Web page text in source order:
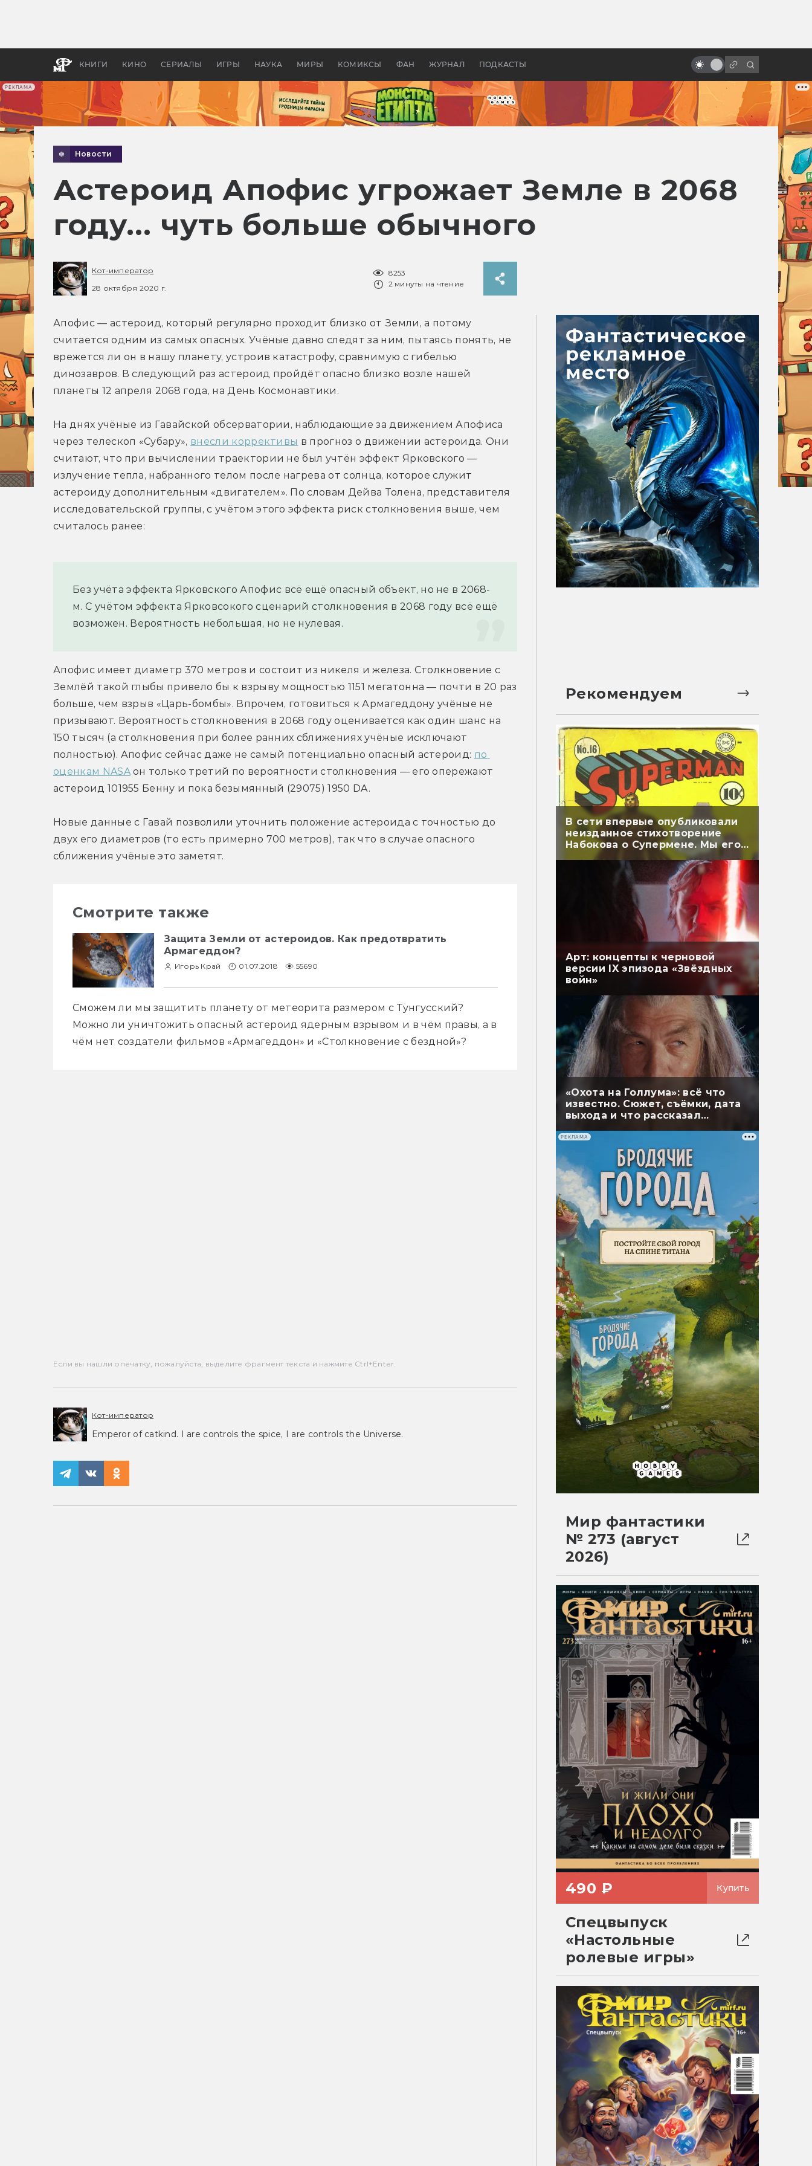
РЕКЛАМА
КНИГИ КИНО СЕРИАЛЫ ИГРЫ НАУКА МИРЫ КОМИКСЫ ФАН ЖУРНАЛ ПОДКАСТЫ
бы «Властелина колец»
Древней Грецией
маньяк
Новости
Астероид Апофис угрожает Земле в 2068
году... чуть больше обычного
Кот-император
28 октября 2020 г.
8253
2 минуты на чтение
Апофис — астероид, который регулярно проходит близко от Земли, а потому
считается одним из самых опасных. Учёные давно следят за ним, пытаясь понять, не
врежется ли он в нашу планету, устроив катастрофу, сравнимую с гибелью
динозавров. В следующий раз астероид пройдёт опасно близко возле нашей
планеты 12 апреля 2068 года, на День Космонавтики.
На днях учёные из Гавайской обсерватории, наблюдающие за движением Апофиса
через телескоп «Субару», внесли коррективы в прогноз о движении астероида. Они
считают, что при вычислении траектории не был учтён эффект Ярковского —
излучение тепла, набранного телом после нагрева от солнца, которое служит
астероиду дополнительным «двигателем». По словам Дейва Толена, представителя
исследовательской группы, с учётом этого эффекта риск столкновения выше, чем
считалось ранее:
Без учёта эффекта Ярковского Апофис всё ещё опасный объект, но не в 2068-
м. С учётом эффекта Ярковсокого сценарий столкновения в 2068 году всё ещё
возможен. Вероятность небольшая, но не нулевая.
Апофис имеет диаметр 370 метров и состоит из никеля и железа. Столкновение с
Землёй такой глыбы привело бы к взрыву мощностью 1151 мегатонна — почти в 20 раз
больше, чем взрыв «Царь-бомбы». Впрочем, готовиться к Армагеддону учёные не
призывают. Вероятность столкновения в 2068 году оценивается как один шанс на
150 тысяч (а столкновения при более ранних сближениях учёные исключают
полностью). Апофис сейчас даже не самый потенциально опасный астероид: по
оценкам NASA он только третий по вероятности столкновения — его опережают
астероид 101955 Бенну и пока безымянный (29075) 1950 DA.
Новые данные с Гавай позволили уточнить положение астероида с точностью до
двух его диаметров (то есть примерно 700 метров), так что в случае опасного
сближения учёные это заметят.
Смотрите также
Защита Земли от астероидов. Как предотвратить
Армагеддон?
Игорь Край 01.07.2018 55690
Сможем ли мы защитить планету от метеорита размером с Тунгусский?
Можно ли уничтожить опасный астероид ядерным взрывом и в чём правы, а в
чём нет создатели фильмов «Армагеддон» и «Столкновение с бездной»?
Если вы нашли опечатку, пожалуйста, выделите фрагмент текста и нажмите Ctrl+Enter.
Кот-император
Emperor of catkind. I are controls the spice, I are controls the Universe.
Рекомендуем
В сети впервые опубликовали
неизданное стихотворение
Набокова о Супермене. Мы его
перевели
Арт: концепты к черновой
версии IX эпизода «Звёздных
войн»
«Охота на Голлума»: всё что
известно. Сюжет, съёмки, дата
выхода и что рассказал
РЕКЛАМА
Мир фантастики
№ 273 (август
2026)
490 ₽ Купить
Спецвыпуск
«Настольные
ролевые игры»